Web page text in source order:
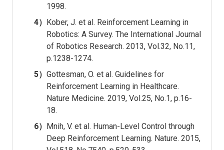
1998.
4）
Kober, J. et al. Reinforcement Learning in
Robotics: A Survey. The International Journal
of Robotics Research. 2013, Vol.32, No.11,
p.1238-1274.
5） Gottesman, O. et al. Guidelines for
Reinforcement Learning in Healthcare.
Nature Medicine. 2019, Vol.25, No.1, p.16-
18.
6）
Mnih, V. et al. Human-Level Control through
Deep Reinforcement Learning. Nature. 2015,